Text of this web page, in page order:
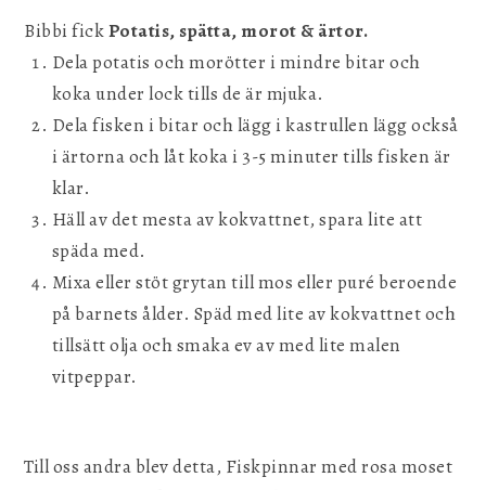
Bibbi fickPotatis, spätta, morot & ärtor.
Dela potatis och morötter i mindre bitar och
koka under lock tills de är mjuka.
Dela fisken i bitar och lägg i kastrullen lägg också
i ärtorna och låt koka i 3-5 minuter tills fisken är
klar.
Häll av det mesta av kokvattnet, spara lite att
späda med.
Mixa eller stöt grytan till mos eller puré beroende
på barnets ålder. Späd med lite av kokvattnet och
tillsätt olja och smaka ev av med lite malen
vitpeppar.
Till oss andra blev detta, Fiskpinnar med rosa moset